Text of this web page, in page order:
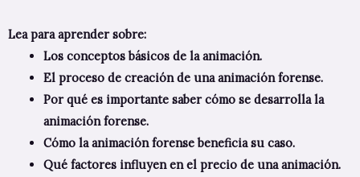
Lea para aprender sobre:
Los conceptos básicos de la animación.
El proceso de creación de una animación forense.
Por qué es importante saber cómo se desarrolla la
animación forense.
Cómo la animación forense beneficia su caso.
Qué factores influyen en el precio de una animación.